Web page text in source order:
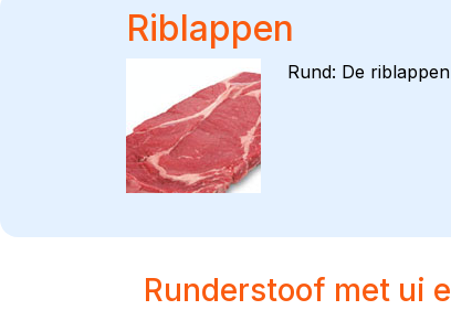
Riblappen
Rund: De
Runderstoof met ui